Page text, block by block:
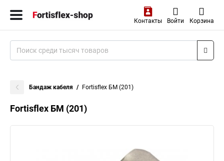
Контакты Войти Корзина
Бандаж кабеля Fortisflex БМ (201)
Fortisflex БМ (201)